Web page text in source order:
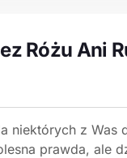
Różu Ani
niektórych z Was
prawda, ale